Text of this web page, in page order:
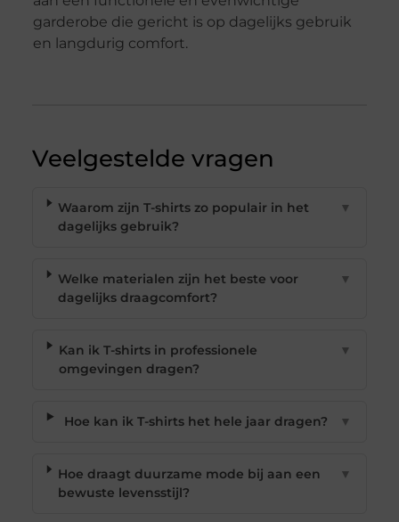
garderobe die gericht is op dagelijks gebruik
en langdurig comfort.
Veelgestelde vragen
Waarom zijn T-shirts zo populair in het
dagelijks gebruik?
▼
Welke materialen zijn het beste voor
dagelijks draagcomfort?
▼
Kan ik T-shirts in professionele
omgevingen dragen?
▼
Hoe kan ik T-shirts het hele jaar dragen? ▼
Hoe draagt duurzame mode bij aan een
bewuste levensstijl?
▼